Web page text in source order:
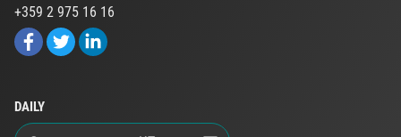
+359 2 975 16 16
DAILY